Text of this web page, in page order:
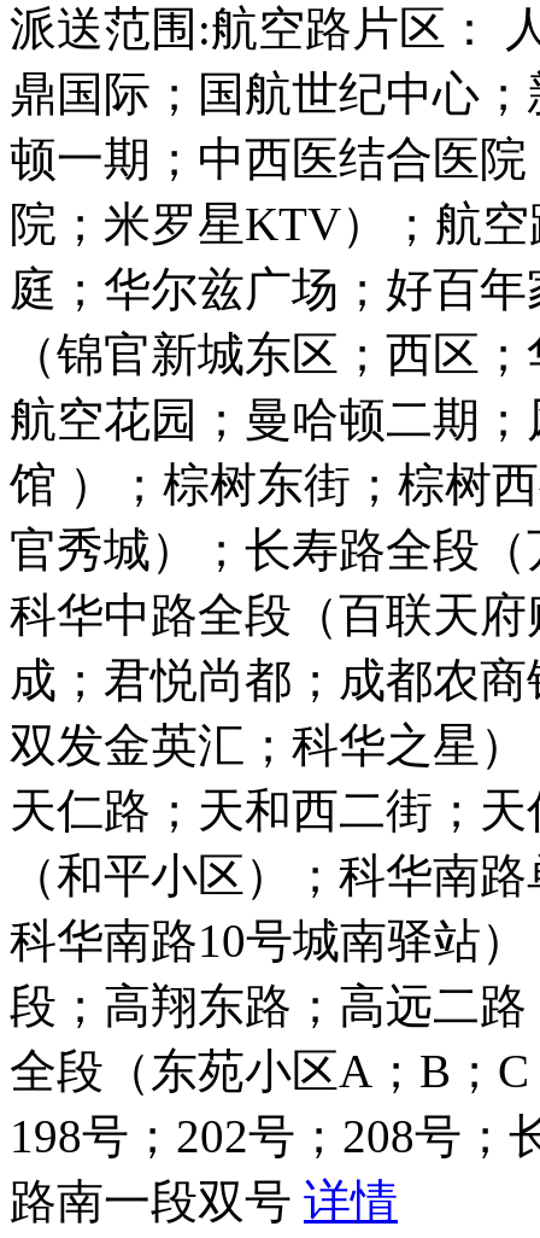
派送范围:航空路片区：
鼎国际；国航世纪中心
顿一期；中西医结合医
院；米罗星KTV）；航
庭；华尔兹广场；好百
（锦官新城东区；西区
航空花园；曼哈顿二期
馆 ）；棕树东街；棕树
官秀城）；长寿路全段
科华中路全段（百联天
成；君悦尚都；成都农
双发金英汇；科华之星
天仁路；天和西二街；
（和平小区）；科华南
科华南路10号城南驿站
段；高翔东路；高远二
全段（东苑小区A；B；
198号；202号；208号
路南一段双号 详情